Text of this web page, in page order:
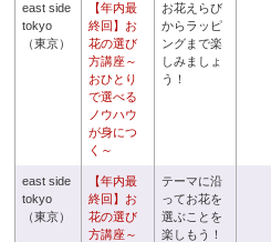
east side
tokyo
（東京）
【年内最
終回】お
花の選び
方講座～
おひとり
で選べる
ノウハウ
が身につ
く～
お花えらび
からラッピ
ングまで楽
しみましょ
う！
east side
tokyo
（東京）
【年内最
終回】お
花の選び
方講座～
テーマに沿
ってお花を
選ぶことを
楽しもう！